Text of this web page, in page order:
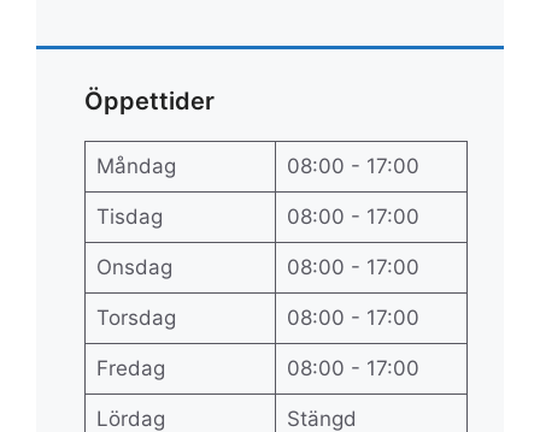
Öppettider
Måndag 08:00 - 17:00
Tisdag 08:00 - 17:00
Onsdag 08:00 - 17:00
Torsdag 08:00 - 17:00
Fredag 08:00 - 17:00
Lördag Stängd